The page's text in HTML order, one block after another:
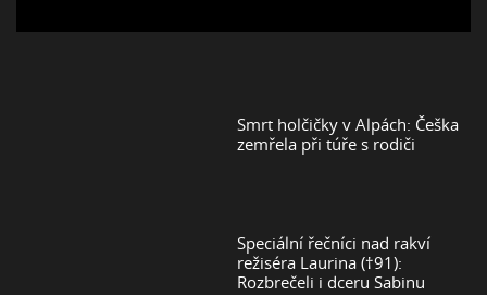
Smrt holčičky v Alpách: Češka
zemřela při túře s rodiči
Speciální řečníci nad rakví
režiséra Laurina (†91):
Rozbrečeli i dceru Sabinu